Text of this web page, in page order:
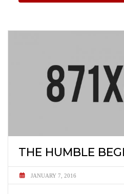
THE HUMBLE
JANUARY 7, 2016